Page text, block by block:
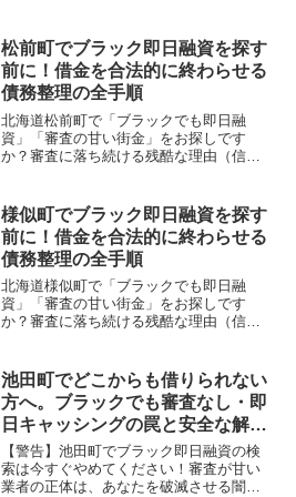
まで徹底解説。多重債務の地獄から抜け
出し、合法的に借金を減額・免除する
「債務整理」の正しい知識と、今すぐ督
促を止める無料相談窓口をご案内しま
す。
松前町でブラック即日融資を探す
前に！借金を合法的に終わらせる
債務整理の全手順
北海道松前町で「ブラックでも即日融
資」「審査の甘い街金」をお探しです
か？審査に落ち続ける残酷な理由（信用
まで徹底解説。多重債務の地獄から抜け
出し、合法的に借金を減額・免除する
「債務整理」の正しい知識と、今すぐ督
促を止める無料相談窓口をご案内しま
す。
様似町でブラック即日融資を探す
前に！借金を合法的に終わらせる
債務整理の全手順
北海道様似町で「ブラックでも即日融
資」「審査の甘い街金」をお探しです
か？審査に落ち続ける残酷な理由（信用
まで徹底解説。多重債務の地獄から抜け
出し、合法的に借金を減額・免除する
「債務整理」の正しい知識と、今すぐ督
促を止める無料相談窓口をご案内しま
す。
池田町でどこからも借りられない
方へ。ブラックでも審査なし・即
日キャッシングの罠と安全な解決
策
【警告】池田町でブラック即日融資の検
索は今すぐやめてください！審査が甘い
業者の正体は、あなたを破滅させる闇金